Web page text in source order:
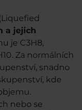
a jejich
je C3H8,
Za normálních
snadno
kde
nebo se